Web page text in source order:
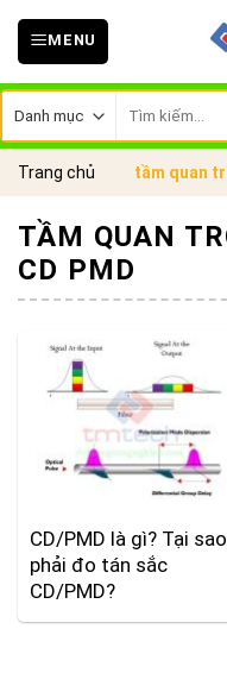
Skip
MENU
kiếm:
Trang chủ tầm quan
TẦM QUAN
CD PMD
CD/PMD là gì? Tại sao
phải đo tán sắc
CD/PMD?